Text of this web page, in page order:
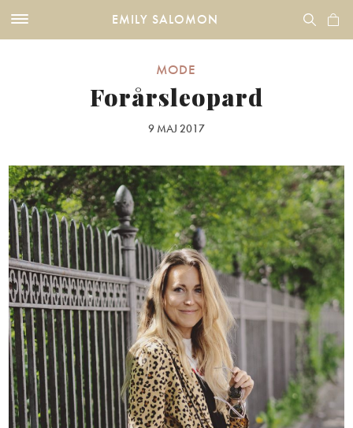
EMILY SALOMON
MODE
Forårsleopard
9 MAJ 2017